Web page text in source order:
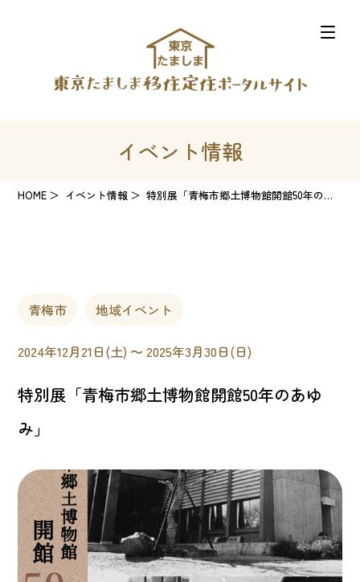
イベント情報
HOME イベント情報 特別展「青梅市郷土博物館開館50年のあゆみ」
青梅市 地域イベント
2024年12月21日(土) 〜 2025年3月30日(日)
特別展「青梅市郷土博物館開館50年のあゆ
み」